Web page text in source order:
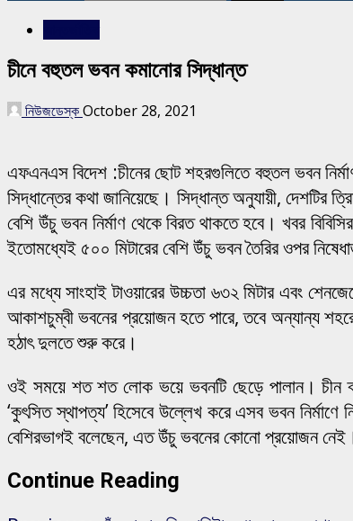
চীনে বহুতল ভবন কমানোর সিদ্ধান্ত
নিউজডেস্কOctober 28, 2021
এফএনএস বিদেশ :চীনের ছোট শহরগুলিতে বহুতল ভবন
সিদ্ধান্তের কথা জানিয়েছে। সিদ্ধান্ত অনুযায়ী, দেশটির
বেশি উঁচু ভবন নির্মাণ থেকে বিরত থাকতে হবে। খবর
ইতোমধ্যেই ৫০০ মিটারের বেশি উঁচু ভবন তৈরির ওপর
এর মধ্যে সাংহাই টাওয়ারের উচ্চতা ৬৩২ মিটার এবং
আকাশচুম্বী ভবনের প্রয়োজন হতে পারে, তবে অন্যান্য
হঠাৎ দুলতে শুরু করে।
ওই সময়ে শত শত লোক ভয়ে ভবনটি ছেড়ে পালান। চীন
‘কুৎসিত স্থাপত্য’ হিসেবে উল্লেখ করে এসব ভবন
বেশিরভাগই বলেছেন, এত উঁচু ভবনের কোনো প্রয়োজন
Continue Reading